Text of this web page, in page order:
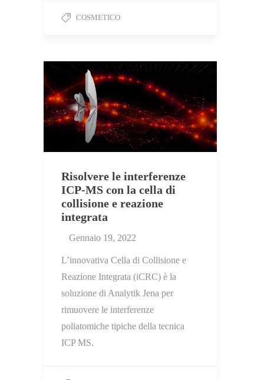
COSMETICO
Risolvere le interferenze
ICP-MS con la cella di
collisione e reazione
integrata
Gennaio 19, 2022
L’innovativa Cella di Collisione e
Reazione Integrata (iCRC) è la
soluzione di Analytik Jena per
rimuovere le interferenze
poliatomiche tipiche della tecnica
ICP MS.